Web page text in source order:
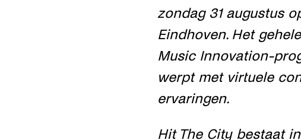
zondag 31 augustus
Eindhoven. Het
Music Innovation-
werpt met virtuele
ervaringen.
Hit The City bestaat